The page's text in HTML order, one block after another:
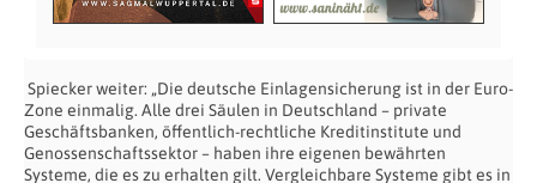
Spiecker weiter: „Die deutsche Einlagensicherung ist in der Euro-
Zone einmalig. Alle drei Säulen in Deutschland – private
Geschäftsbanken, öffentlich-rechtliche Kreditinstitute und
Genossenschaftssektor – haben ihre eigenen bewährten
Systeme, die es zu erhalten gilt. Vergleichbare Systeme gibt es in